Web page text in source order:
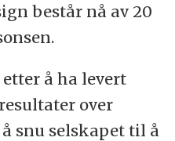
består nå av 20
å ha levert
over
snu selskapet til å